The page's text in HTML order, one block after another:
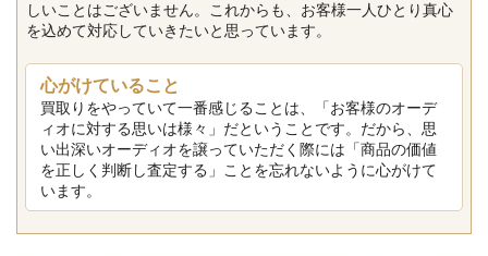
しいことはございません。これからも、お客様一人ひとり真心
を込めて対応していきたいと思っています。
心がけていること
買取りをやっていて一番感じることは、「お客様のオーデ
ィオに対する思いは様々」だということです。だから、思
い出深いオーディオを譲っていただく際には「商品の価値
を正しく判断し査定する」ことを忘れないように心がけて
います。